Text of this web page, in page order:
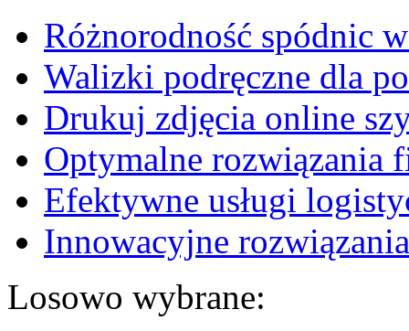
Różnorodność spódnic
Walizki podręczne dla
Drukuj zdjęcia online
Optymalne rozwiązania
Efektywne usługi
Innowacyjne
Losowo wybrane: